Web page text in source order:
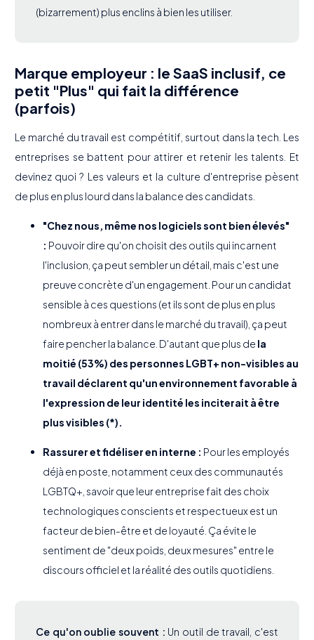
(bizarrement) plus enclins à bien les utiliser.
Marque employeur : le SaaS inclusif, ce
petit "Plus" qui fait la différence
(parfois)
Le marché du travail est compétitif, surtout dans la tech. Les
entreprises se battent pour attirer et retenir les talents. Et
devinez quoi ? Les valeurs et la culture d'entreprise pèsent
de plus en plus lourd dans la balance des candidats.
"Chez nous, même nos logiciels sont bien élevés"
: Pouvoir dire qu'on choisit des outils qui incarnent
l'inclusion, ça peut sembler un détail, mais c'est une
preuve concrète d'un engagement. Pour un candidat
sensible à ces questions (et ils sont de plus en plus
nombreux à entrer dans le marché du travail), ça peut
faire pencher la balance. D'autant que plus de la
moitié (53%) des personnes LGBT+ non-visibles au
travail déclarent qu'un environnement favorable à
l'expression de leur identité les inciterait à être
plus visibles (*).
Rassurer et fidéliser en interne : Pour les employés
déjà en poste, notamment ceux des communautés
LGBTQ+, savoir que leur entreprise fait des choix
technologiques conscients et respectueux est un
facteur de bien-être et de loyauté. Ça évite le
sentiment de "deux poids, deux mesures" entre le
discours officiel et la réalité des outils quotidiens.
Ce qu'on oublie souvent : Un outil de travail, c'est